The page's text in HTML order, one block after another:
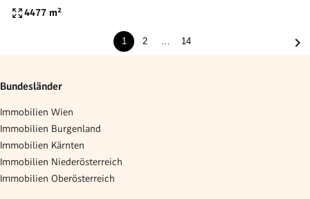
4477 m²
1 2 14
Bundesländer
Immobilien Wien
Immobilien Burgenland
Immobilien Kärnten
Immobilien Niederösterreich
Immobilien Oberösterreich